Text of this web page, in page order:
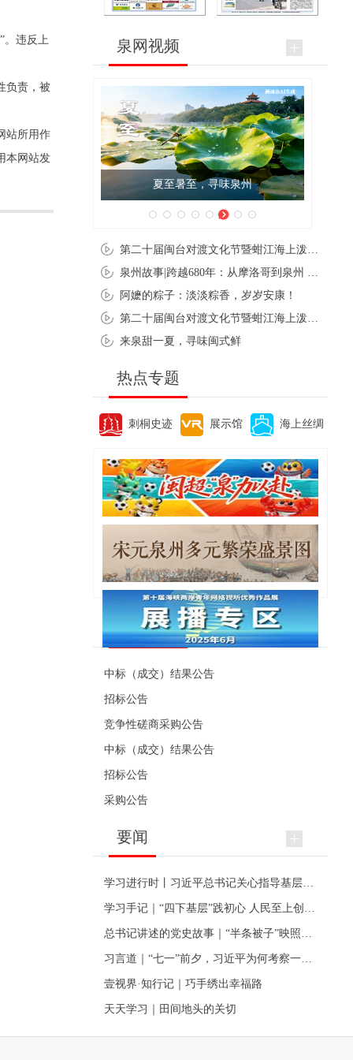
。违反上
负责，被
站所用作
本网站发
泉网视频
夏至暑至，寻味泉州
阿嬷的粽子：淡淡粽香，岁岁安康！
来泉甜一夏，寻味闽式鲜
热点专题
刺桐史迹 展示馆 海上丝绸
便民资讯
中标（成交）结果公告
招标公告
竞争性磋商采购公告
中标（成交）结果公告
招标公告
采购公告
要闻
壹视界·知行记｜巧手绣出幸福路
天天学习｜田间地头的关切